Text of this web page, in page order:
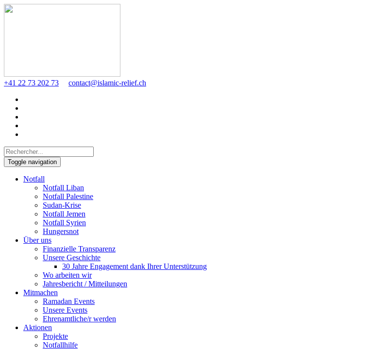
+41 22 73 202 73 contact@islamic-relief.ch
Toggle navigation
Notfall
Notfall Liban
Notfall Palestine
Sudan-Krise
Notfall Jemen
Notfall Syrien
Hungersnot
Über uns
Finanzielle Transparenz
Unsere Geschichte
30 Jahre Engagement dank Ihrer Unterstützung
Wo arbeiten wir
Jahresbericht / Mitteilungen
Mitmachen
Ramadan Events
Unsere Events
Ehrenamtliche/r werden
Aktionen
Projekte
Notfallhilfe